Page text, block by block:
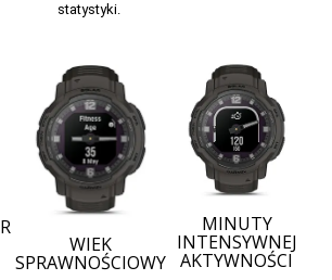
statystyki.
WIEK
SPRAWNOŚCIOWY
MINUTY
INTENSYWNEJ
AKTYWNOŚCI